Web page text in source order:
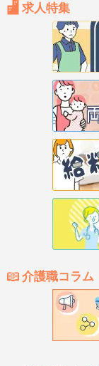
求人特集
介護職コラム